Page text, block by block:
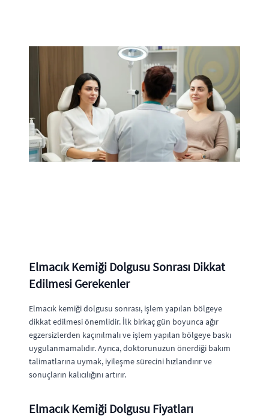
Elmacık Kemiği Dolgusu Sonrası Dikkat
Edilmesi Gerekenler
Elmacık kemiği dolgusu sonrası, işlem yapılan bölgeye
dikkat edilmesi önemlidir. İlk birkaç gün boyunca ağır
egzersizlerden kaçınılmalı ve işlem yapılan bölgeye baskı
uygulanmamalıdır. Ayrıca, doktorunuzun önerdiği bakım
talimatlarına uymak, iyileşme sürecini hızlandırır ve
sonuçların kalıcılığını artırır.
Elmacık Kemiği Dolgusu Fiyatları